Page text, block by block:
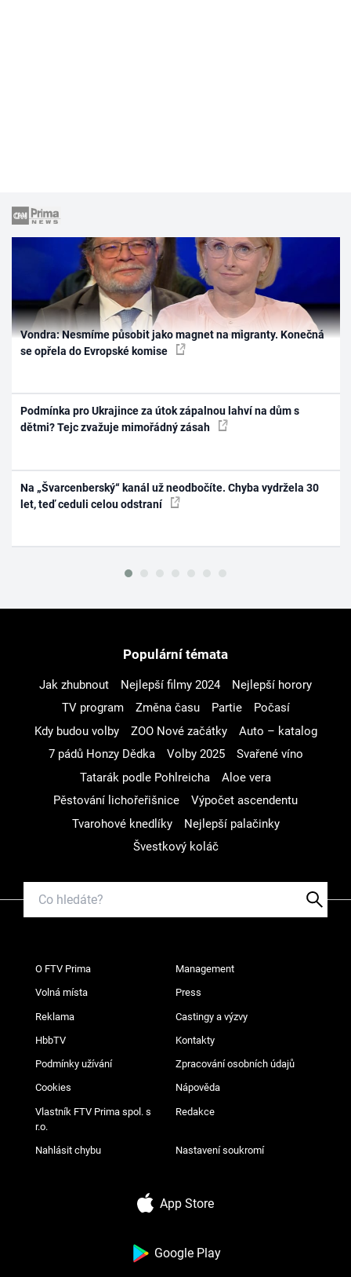
Vondra: Nesmíme působit jako magnet na migranty. Konečná
se opřela do Evropské komise
Podmínka pro Ukrajince za útok zápalnou lahví na dům s
dětmi? Tejc zvažuje mimořádný zásah
Na „Švarcenberský“ kanál už neodbočíte. Chyba vydržela 30
let, teď ceduli celou odstraní
Populární témata
Jak zhubnout Nejlepší filmy 2024
Nejlepší horory
TV program
Změna času Partie
Počasí
Kdy budou volby
ZOO Nové začátky
Auto – katalog
7 pádů Honzy Dědka
Volby 2025
Svařené víno
Tatarák podle Pohlreicha
Aloe vera
Pěstování lichořeřišnice
Výpočet ascendentu
Tvarohové knedlíky
Nejlepší palačinky
Švestkový koláč
O FTV Prima Management
Volná místa Press
Reklama Castingy a výzvy
HbbTV Kontakty
Podmínky užívání Zpracování osobních údajů
Cookies Nápověda
Vlastník FTV Prima spol. s
r.o.
Redakce
Nahlásit chybu Nastavení soukromí
App Store
Google Play